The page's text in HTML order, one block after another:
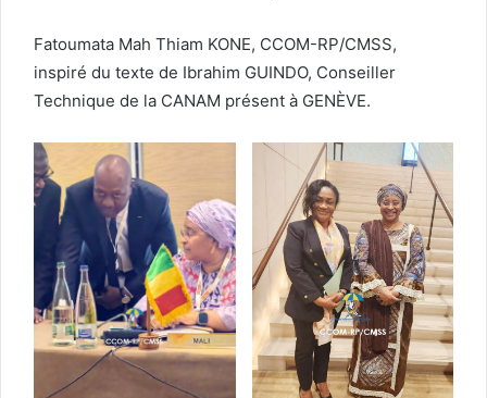
Fatoumata Mah Thiam KONE, CCOM-RP/CMSS,
inspiré du texte de Ibrahim GUINDO, Conseiller
Technique de la CANAM présent à GENÈVE.